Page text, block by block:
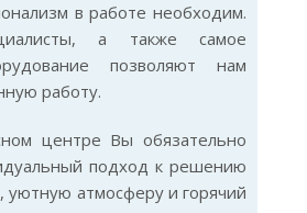
в работе необходим.
а также самое
позволяют нам
работу.
центре Вы обязательно
подход к решению
атмосферу и горячий